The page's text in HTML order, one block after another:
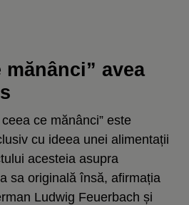
mănânci” avea
ce mănânci” este
cu ideea unei alimentații
acesteia asupra
sa originală însă, afirmația
Ludwig Feuerbach și